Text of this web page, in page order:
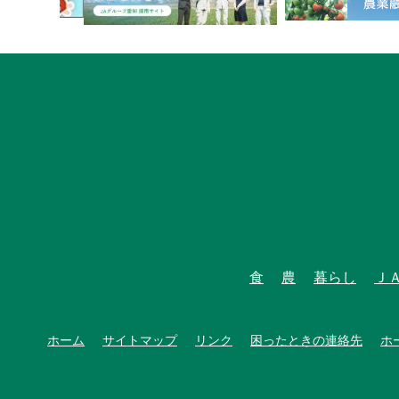
食 農 暮らし Ｊ
ホーム サイトマップ リンク 困ったときの連絡先 ホ